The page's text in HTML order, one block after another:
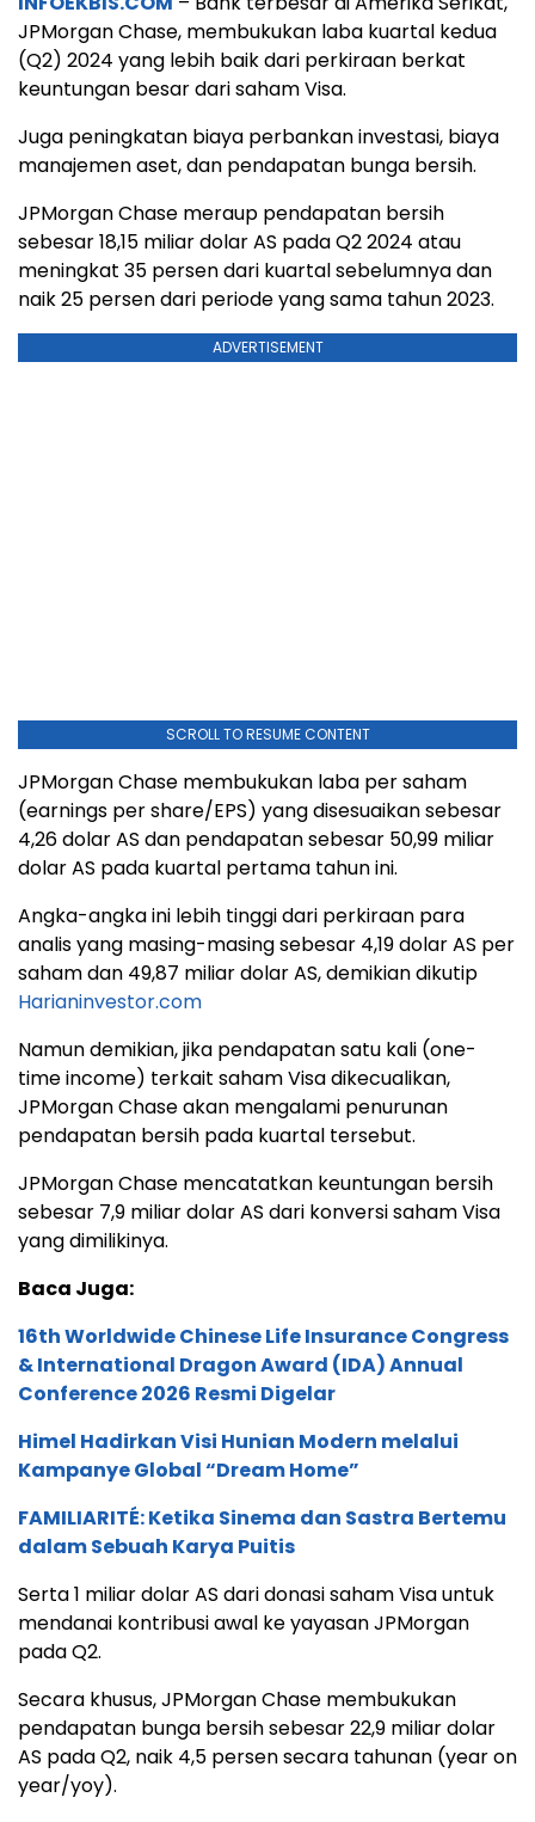
JPMorgan Chase, membukukan laba kuartal kedua
(Q2) 2024 yang lebih baik dari perkiraan berkat
keuntungan besar dari saham Visa.
Juga peningkatan biaya perbankan investasi, biaya
manajemen aset, dan pendapatan bunga bersih.
JPMorgan Chase meraup pendapatan bersih
sebesar 18,15 miliar dolar AS pada Q2 2024 atau
meningkat 35 persen dari kuartal sebelumnya dan
naik 25 persen dari periode yang sama tahun 2023.
ADVERTISEMENT
SCROLL TO RESUME CONTENT
JPMorgan Chase membukukan laba per saham
(earnings per share/EPS) yang disesuaikan sebesar
4,26 dolar AS dan pendapatan sebesar 50,99 miliar
dolar AS pada kuartal pertama tahun ini.
Angka-angka ini lebih tinggi dari perkiraan para
analis yang masing-masing sebesar 4,19 dolar AS per
saham dan 49,87 miliar dolar AS, demikian dikutip
Harianinvestor.com
Namun demikian, jika pendapatan satu kali (one-
time income) terkait saham Visa dikecualikan,
JPMorgan Chase akan mengalami penurunan
pendapatan bersih pada kuartal tersebut.
JPMorgan Chase mencatatkan keuntungan bersih
sebesar 7,9 miliar dolar AS dari konversi saham Visa
yang dimilikinya.
Baca Juga:
16th Worldwide Chinese Life Insurance Congress
& International Dragon Award (IDA) Annual
Conference 2026 Resmi Digelar
Himel Hadirkan Visi Hunian Modern melalui
Kampanye Global “Dream Home”
FAMILIARITÉ: Ketika Sinema dan Sastra Bertemu
dalam Sebuah Karya Puitis
Serta 1 miliar dolar AS dari donasi saham Visa untuk
mendanai kontribusi awal ke yayasan JPMorgan
pada Q2.
Secara khusus, JPMorgan Chase membukukan
pendapatan bunga bersih sebesar 22,9 miliar dolar
AS pada Q2, naik 4,5 persen secara tahunan (year on
year/yoy).